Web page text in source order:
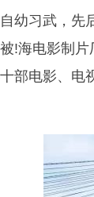
幼习武，先
!海电影制
部电影、电